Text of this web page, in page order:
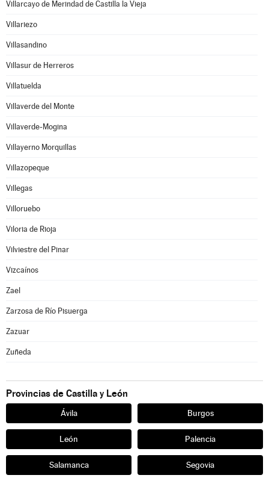
Villarcayo de Merindad de Castilla la Vieja
Villariezo
Villasandino
Villasur de Herreros
Villatuelda
Villaverde del Monte
Villaverde-Mogina
Villayerno Morquillas
Villazopeque
Villegas
Villoruebo
Viloria de Rioja
Vilviestre del Pinar
Vizcaínos
Zael
Zarzosa de Río Pisuerga
Zazuar
Zuñeda
Provincias de Castilla y León
Ávila Burgos
León Palencia
Salamanca Segovia